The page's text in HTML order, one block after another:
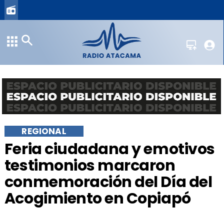
Feria ciudadana y emotivos
testimonios marcaron
conmemoración del Día del
Acogimiento en Copiapó
REGIONAL